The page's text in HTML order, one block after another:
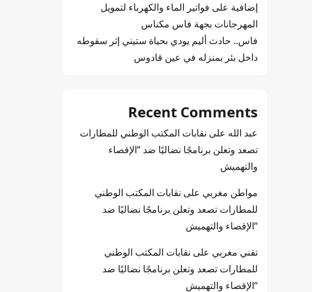
إضافية على فواتير الماء والكهرباء لتمويل
المهرجانات بجهة فاس مكناس
فاس.. حادث أليم يودي بحياة ستيني إثر سقوطه
داخل بئر بمنزله في عين قادوس
Recent Comments
عبد الله على نقابات المكتب الوطني للمطارات
تصعد وتعلن برنامجًا نضاليًا ضد “الإقصاء
والتهميش
مواطن مغربي على نقابات المكتب الوطني
للمطارات تصعد وتعلن برنامجًا نضاليًا ضد
“الإقصاء والتهميش
تقني مغربي على نقابات المكتب الوطني
للمطارات تصعد وتعلن برنامجًا نضاليًا ضد
“الإقصاء والتهميش